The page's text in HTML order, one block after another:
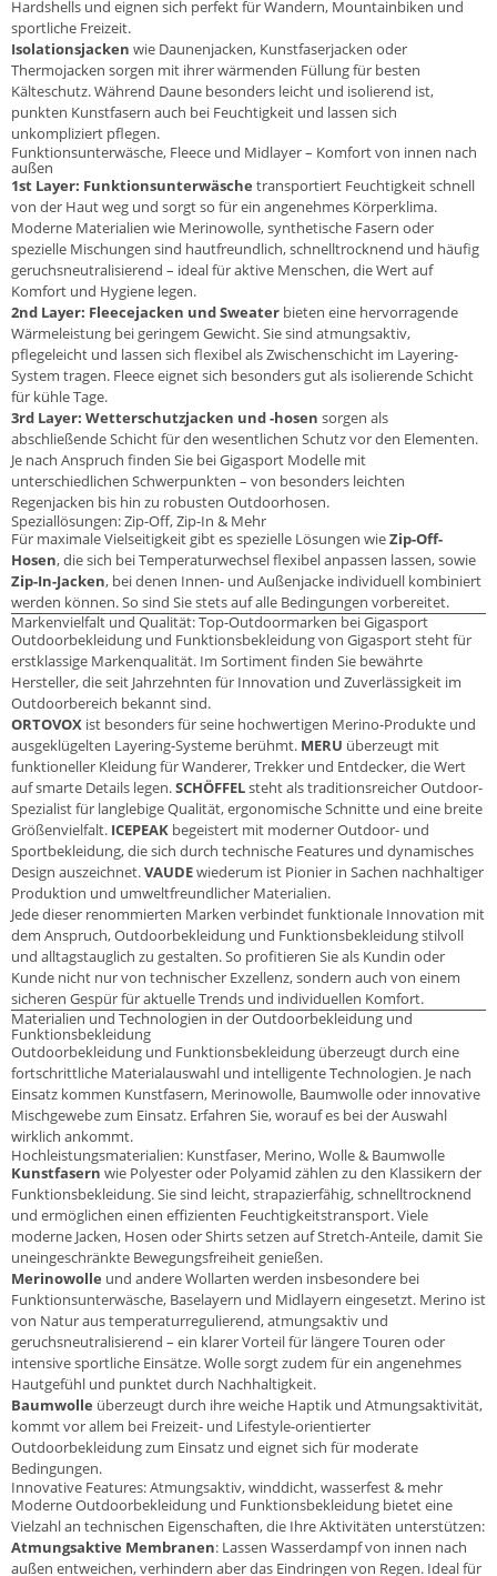
Hardshells und eignen sich perfekt für Wandern, Mountainbiken und
sportliche Freizeit.
Isolationsjacken wie Daunenjacken, Kunstfaserjacken oder
Thermojacken sorgen mit ihrer wärmenden Füllung für besten
Kälteschutz. Während Daune besonders leicht und isolierend ist,
punkten Kunstfasern auch bei Feuchtigkeit und lassen sich
unkompliziert pflegen.
Funktionsunterwäsche, Fleece und Midlayer – Komfort von innen nach
außen
1st Layer: Funktionsunterwäsche transportiert Feuchtigkeit schnell
von der Haut weg und sorgt so für ein angenehmes Körperklima.
Moderne Materialien wie Merinowolle, synthetische Fasern oder
spezielle Mischungen sind hautfreundlich, schnelltrocknend und häufig
geruchsneutralisierend – ideal für aktive Menschen, die Wert auf
Komfort und Hygiene legen.
2nd Layer: Fleecejacken und Sweater bieten eine hervorragende
Wärmeleistung bei geringem Gewicht. Sie sind atmungsaktiv,
pflegeleicht und lassen sich flexibel als Zwischenschicht im Layering-
System tragen. Fleece eignet sich besonders gut als isolierende Schicht
für kühle Tage.
3rd Layer: Wetterschutzjacken und -hosen sorgen als
abschließende Schicht für den wesentlichen Schutz vor den Elementen.
Je nach Anspruch finden Sie bei Gigasport Modelle mit
unterschiedlichen Schwerpunkten – von besonders leichten
Regenjacken bis hin zu robusten Outdoorhosen.
Speziallösungen: Zip-Off, Zip-In & Mehr
Für maximale Vielseitigkeit gibt es spezielle Lösungen wieZip-Off-
Hosen, die sich bei Temperaturwechsel flexibel anpassen lassen, sowie
Zip-In-Jacken, bei denen Innen- und Außenjacke individuell kombiniert
werden können. So sind Sie stets auf alle Bedingungen vorbereitet.
Markenvielfalt und Qualität: Top-Outdoormarken bei Gigasport
Outdoorbekleidung und Funktionsbekleidung von Gigasport steht für
erstklassige Markenqualität. Im Sortiment finden Sie bewährte
Hersteller, die seit Jahrzehnten für Innovation und Zuverlässigkeit im
Outdoorbereich bekannt sind.
ORTOVOX ist besonders für seine hochwertigen Merino-Produkte und
ausgeklügelten Layering-Systeme berühmt. MERU überzeugt mit
funktioneller Kleidung für Wanderer, Trekker und Entdecker, die Wert
auf smarte Details legen.SCHÖFFELsteht als traditionsreicher Outdoor-
Spezialist für langlebige Qualität, ergonomische Schnitte und eine breite
Größenvielfalt. ICEPEAK begeistert mit moderner Outdoor- und
Sportbekleidung, die sich durch technische Features und dynamisches
Design auszeichnet.VAUDEwiederum ist Pionier in Sachen nachhaltiger
Produktion und umweltfreundlicher Materialien.
Jede dieser renommierten Marken verbindet funktionale Innovation mit
dem Anspruch, Outdoorbekleidung und Funktionsbekleidung stilvoll
und alltagstauglich zu gestalten. So profitieren Sie als Kundin oder
Kunde nicht nur von technischer Exzellenz, sondern auch von einem
sicheren Gespür für aktuelle Trends und individuellen Komfort.
Materialien und Technologien in der Outdoorbekleidung und
Funktionsbekleidung
Outdoorbekleidung und Funktionsbekleidung überzeugt durch eine
fortschrittliche Materialauswahl und intelligente Technologien. Je nach
Einsatz kommen Kunstfasern, Merinowolle, Baumwolle oder innovative
Mischgewebe zum Einsatz. Erfahren Sie, worauf es bei der Auswahl
wirklich ankommt.
Hochleistungsmaterialien: Kunstfaser, Merino, Wolle & Baumwolle
Kunstfasern wie Polyester oder Polyamid zählen zu den Klassikern der
Funktionsbekleidung. Sie sind leicht, strapazierfähig, schnelltrocknend
und ermöglichen einen effizienten Feuchtigkeitstransport. Viele
moderne Jacken, Hosen oder Shirts setzen auf Stretch-Anteile, damit Sie
uneingeschränkte Bewegungsfreiheit genießen.
Merinowolle und andere Wollarten werden insbesondere bei
Funktionsunterwäsche, Baselayern und Midlayern eingesetzt. Merino ist
von Natur aus temperaturregulierend, atmungsaktiv und
geruchsneutralisierend – ein klarer Vorteil für längere Touren oder
intensive sportliche Einsätze. Wolle sorgt zudem für ein angenehmes
Hautgefühl und punktet durch Nachhaltigkeit.
Baumwolle überzeugt durch ihre weiche Haptik und Atmungsaktivität,
kommt vor allem bei Freizeit- und Lifestyle-orientierter
Outdoorbekleidung zum Einsatz und eignet sich für moderate
Bedingungen.
Innovative Features: Atmungsaktiv, winddicht, wasserfest & mehr
Moderne Outdoorbekleidung und Funktionsbekleidung bietet eine
Vielzahl an technischen Eigenschaften, die Ihre Aktivitäten unterstützen:
Atmungsaktive Membranen: Lassen Wasserdampf von innen nach
außen entweichen, verhindern aber das Eindringen von Regen. Ideal für